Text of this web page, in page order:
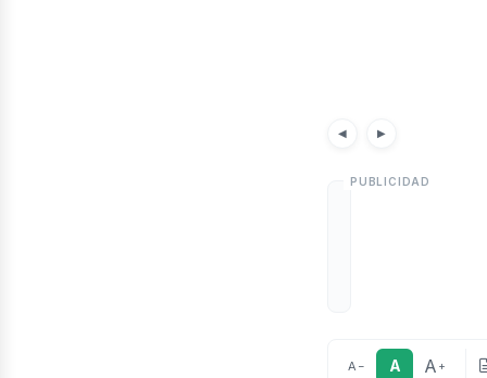
◀
Noticias Artículos
▶
A − A A +